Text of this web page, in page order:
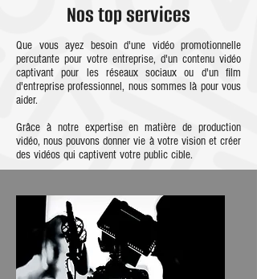
Nos top services
Que vous ayez besoin d'une vidéo promotionnelle
percutante pour votre entreprise, d'un contenu vidéo
captivant pour les réseaux sociaux ou d'un film
d'entreprise professionnel, nous sommes là pour vous
aider.
Grâce à notre expertise en matière de production
vidéo, nous pouvons donner vie à votre vision et créer
des vidéos qui captivent votre public cible.